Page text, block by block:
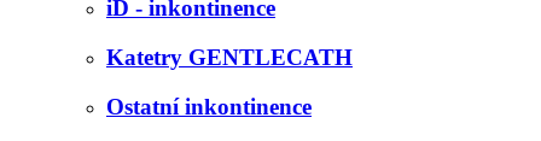
iD - inkontinence
Katetry GENTLECATH
Ostatní inkontinence